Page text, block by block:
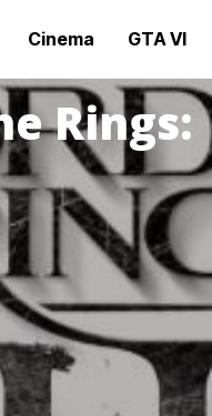
Cinema GTA VI
Rings: